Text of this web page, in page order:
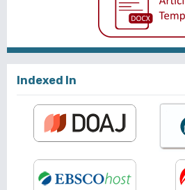
Indexed In